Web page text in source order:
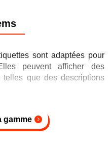
sont adaptées pour
peuvent afficher des
telles que des descriptions
gamme